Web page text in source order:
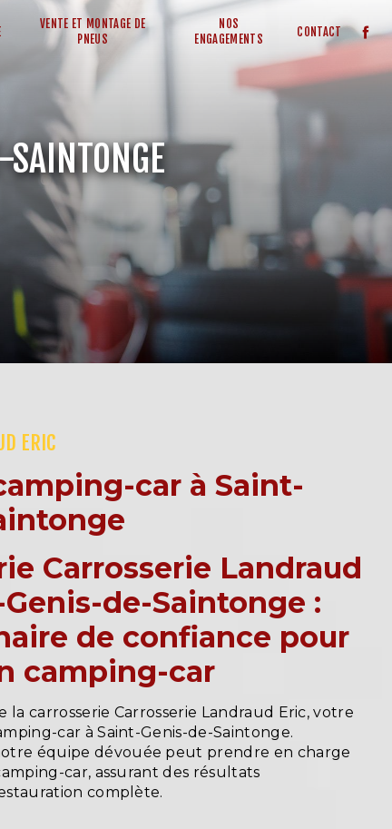
VENTE ET MONTAGE DE
PNEUS
NOS
ENGAGEMENTS
CONTACT
ERIC
car à Saint-
Carrosserie Landraud
de-Saintonge :
de confiance pour
camping-car
la carrosserie Carrosserie Landraud Eric, votre
car à Saint-Genis-de-Saintonge.
équipe dévouée peut prendre en charge
car, assurant des résultats
complète.